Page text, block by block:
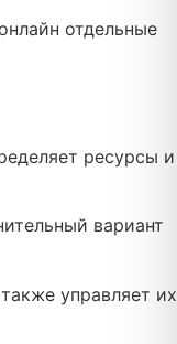
отдельные
ресурсы и
вариант
управляет их